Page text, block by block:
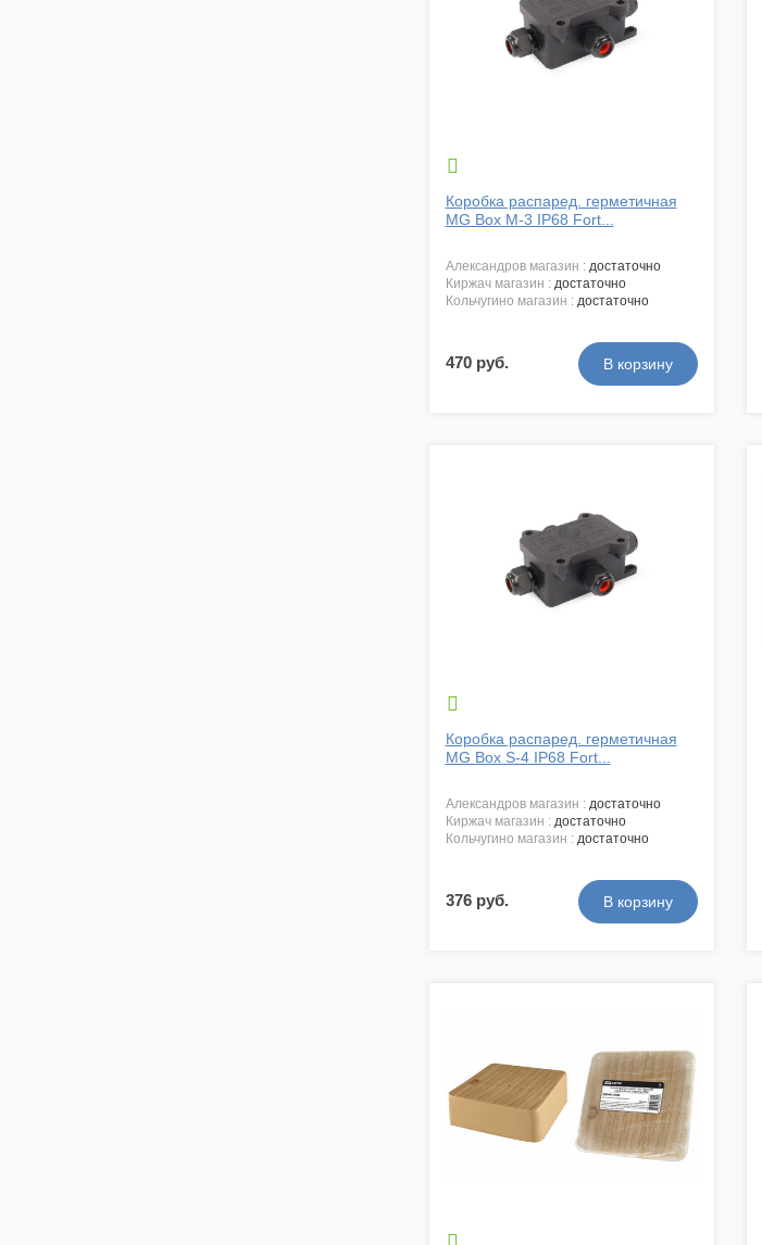

Коробка распаред. герметичная
MG Box M-3 IP68 Fort...
александров магазин : достаточно
киржач магазин : достаточно
кольчугино магазин : достаточно
470 руб.

Коробка распаред. герметичная
MG Box S-4 IP68 Fort...
александров магазин : достаточно
киржач магазин : достаточно
кольчугино магазин : достаточно
376 руб.